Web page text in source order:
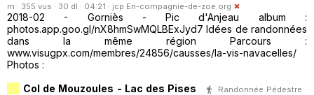
m · 355 vus · 30 dl · 04:21 · jcp En-compagnie-de-zoe.org
2018-02 - Gorniès - Pic d'Anjeau album :
photos.app.goo.gl/nX8hmSwMQLBExJyd7 Idées de randonnées
dans la même région Parcours :
www.visugpx.com/membres/24856/causses/la-vis-navacelles/
Photos :
Col de Mouzoules - Lac des Pises
Randonnée Pédestre ·